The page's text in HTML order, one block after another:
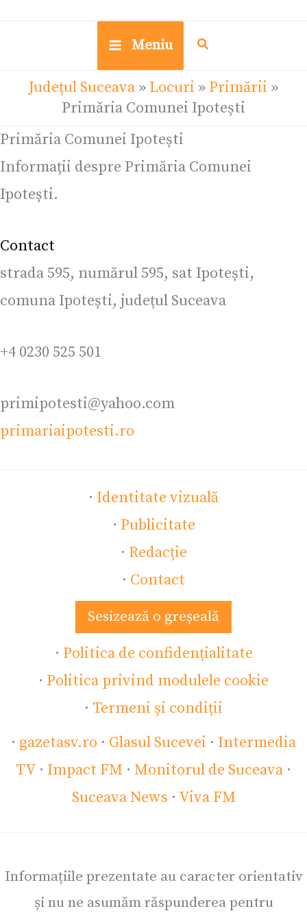
Meniu
Județul Suceava » Locuri » Primării »
Primăria Comunei Ipotești
Primăria Comunei Ipotești
Informații despre Primăria Comunei
Ipotești.
Contact
strada 595, numărul 595, sat Ipotești,
comuna Ipotești, județul Suceava
+4 0230 525 501
primipotesti@yahoo.com
primariaipotesti.ro
· Identitate vizuală
· Publicitate
· Redacție
· Contact
Sesizează o greșeală
· Politica de confidențialitate
· Politica privind modulele cookie
· Termeni și condiții
· gazetasv.ro · Glasul Sucevei · Intermedia
TV · Impact FM · Monitorul de Suceava ·
Suceava News · Viva FM
Informațiile prezentate au caracter orientativ
și nu ne asumăm răspunderea pentru